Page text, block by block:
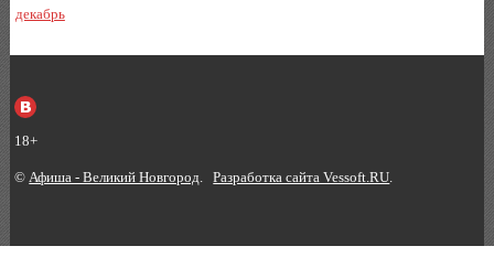
декабрь
18+
© Афиша - Великий Новгород .Разработка сайта Vessoft.RU